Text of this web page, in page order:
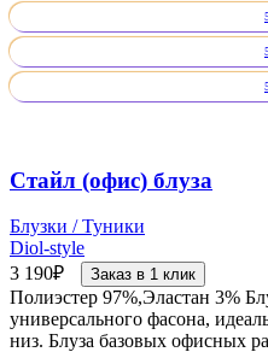
Стайл (офис) блуза
Блузки / Туники
Diol-style
3 190₽ Заказ в 1 клик
Полиэстер 97%,Эластан 3%
универсального фасона,
низ. Блуза базовых офисных